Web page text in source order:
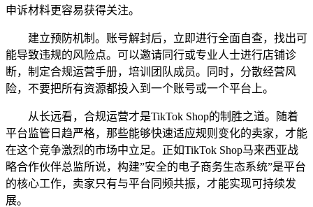
申诉材料更容易获得关注。
建立预防机制。账号解封后，立即进行全面自查，找出可
能导致违规的风险点。可以邀请同行或专业人士进行店铺诊
断，制定合规运营手册，培训团队成员。同时，分散经营风
险，不要把所有资源都投入到一个账号或一个平台上。
从长远看，合规运营才是TikTok Shop的制胜之道。随着
平台监管日趋严格，那些能够快速适应规则变化的卖家，才能
在这个竞争激烈的市场中立足。正如TikTok Shop马来西亚战
略合作伙伴总监所说，构建”安全的电子商务生态系统”是平台
的核心工作，卖家只有与平台同频共振，才能实现可持续发
展。